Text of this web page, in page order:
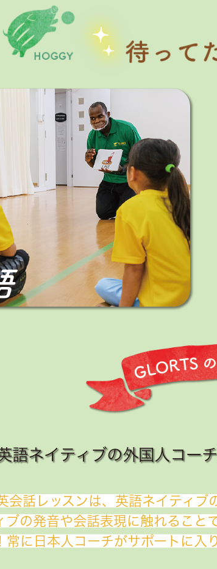
語ネイティブの外国人コー
会話レッスンは、英語ネイティ
ブの発音や会話表現に触れること
常に日本人コーチがサポートに入